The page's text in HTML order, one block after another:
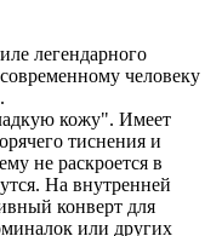
легендарного
человеку
кожу". Имеет
тиснения и
не раскроется в
На внутренней
конверт для
или других